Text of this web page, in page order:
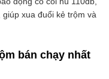
xua đuổi kẻ trộm và
bán chạy nhất